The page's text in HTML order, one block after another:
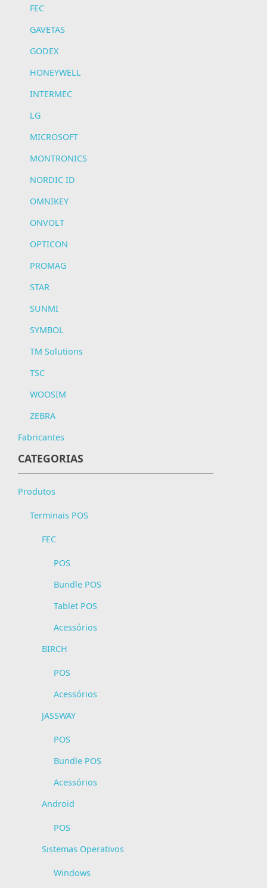
FEC
GAVETAS
GODEX
HONEYWELL
INTERMEC
LG
MICROSOFT
MONTRONICS
NORDIC ID
OMNIKEY
ONVOLT
OPTICON
PROMAG
STAR
SUNMI
SYMBOL
TM Solutions
TSC
WOOSIM
ZEBRA
Fabricantes
CATEGORIAS
Produtos
Terminais POS
FEC
POS
Bundle POS
Tablet POS
Acessórios
BIRCH
POS
Acessórios
JASSWAY
POS
Bundle POS
Acessórios
Android
POS
Sistemas Operativos
Windows